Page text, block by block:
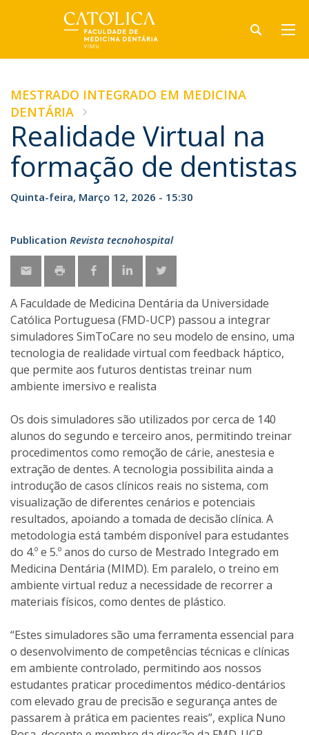
MESTRADO INTEGRADO EM MEDICINA
DENTÁRIA
Realidade Virtual na
formação de dentistas
Quinta-feira, Março 12, 2026 - 15:30
Publication Revista tecnohospital
A Faculdade de Medicina Dentária da Universidade
Católica Portuguesa (FMD-UCP) passou a integrar
simuladores SimToCare no seu modelo de ensino, uma
tecnologia de realidade virtual com feedback háptico,
que permite aos futuros dentistas treinar num
ambiente imersivo e realista
Os dois simuladores são utilizados por cerca de 140
alunos do segundo e terceiro anos, permitindo treinar
procedimentos como remoção de cárie, anestesia e
extração de dentes. A tecnologia possibilita ainda a
introdução de casos clínicos reais no sistema, com
visualização de diferentes cenários e potenciais
resultados, apoiando a tomada de decisão clínica. A
metodologia está também disponível para estudantes
do 4.º e 5.º anos do curso de Mestrado Integrado em
Medicina Dentária (MIMD). Em paralelo, o treino em
ambiente virtual reduz a necessidade de recorrer a
materiais físicos, como dentes de plástico.
“Estes simuladores são uma ferramenta essencial para
o desenvolvimento de competências técnicas e clínicas
em ambiente controlado, permitindo aos nossos
estudantes praticar procedimentos médico-dentários
com elevado grau de precisão e segurança antes de
passarem à prática em pacientes reais”, explica Nuno